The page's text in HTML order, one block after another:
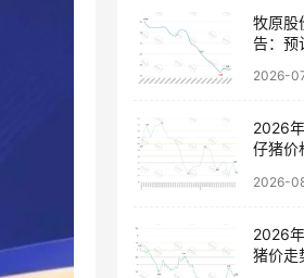
牧原股
告：预
波动
2026-
2026
仔猪价
2026-
2026
猪价走